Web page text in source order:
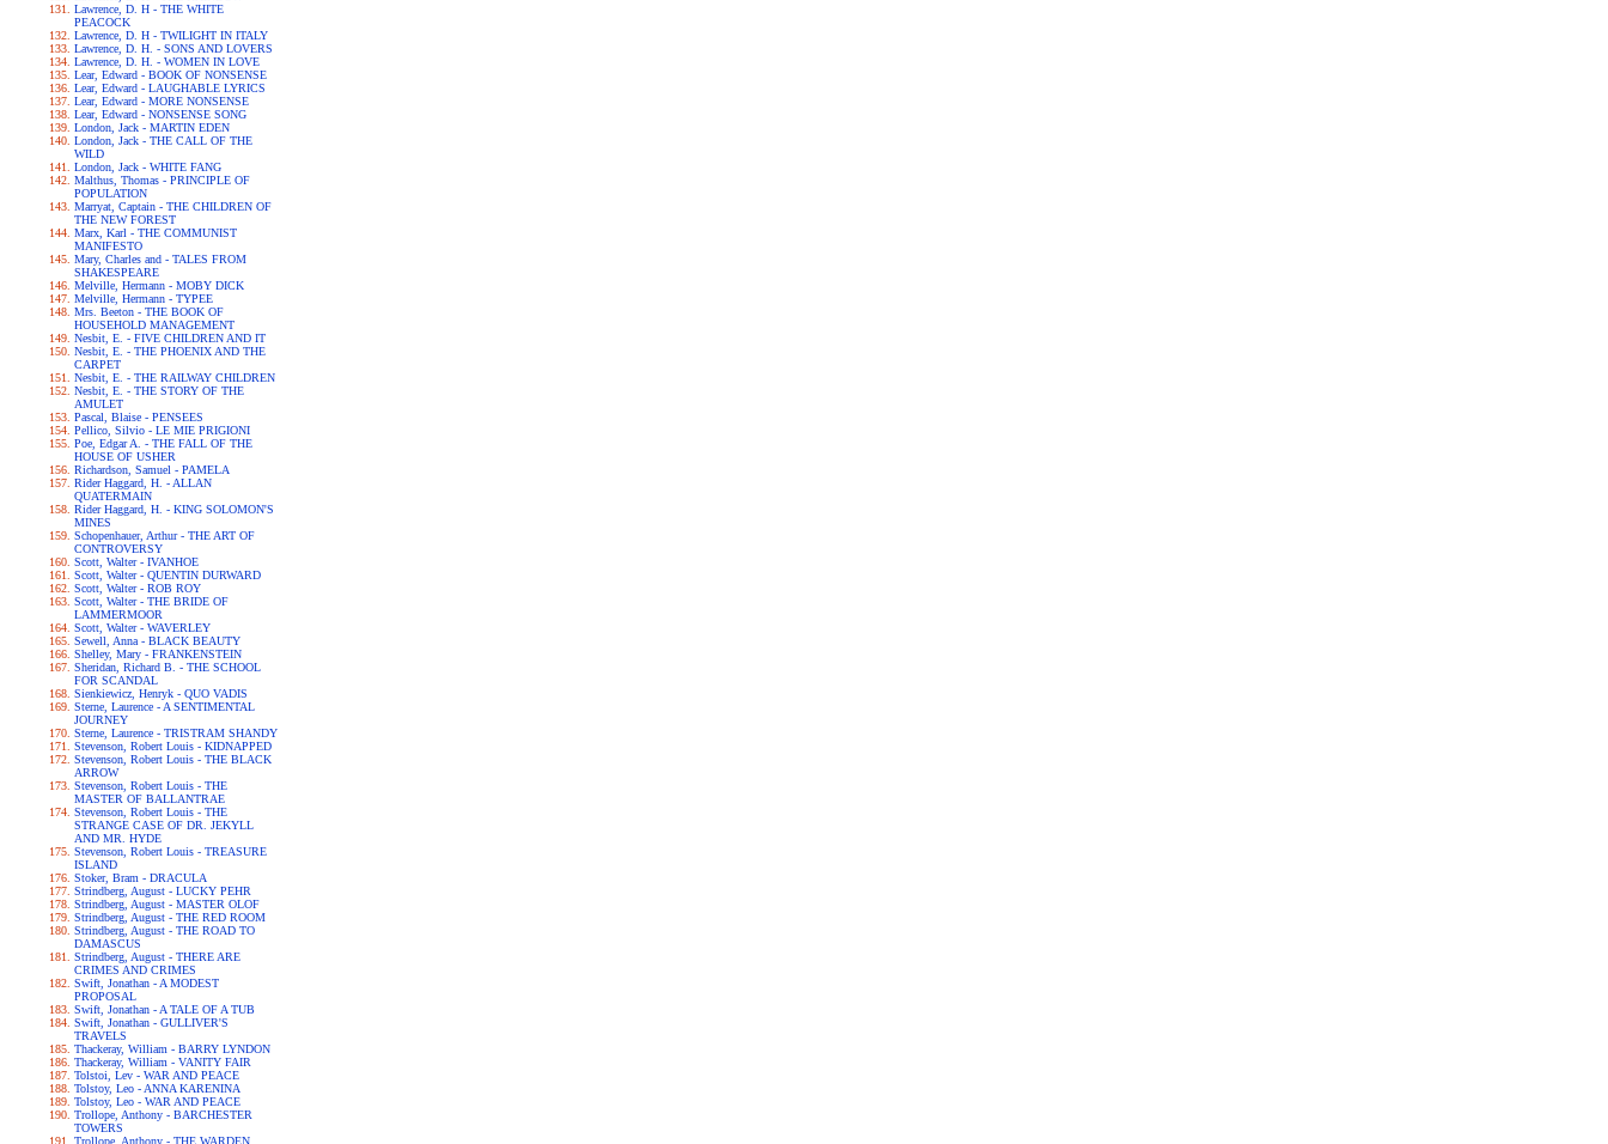
Lawrence, D. H - THE WHITE
PEACOCK
Lawrence, D. H - TWILIGHT IN ITALY
Lawrence, D. H. - SONS AND LOVERS
Lawrence, D. H. - WOMEN IN LOVE
Lear, Edward - BOOK OF NONSENSE
Lear, Edward - LAUGHABLE LYRICS
Lear, Edward - MORE NONSENSE
Lear, Edward - NONSENSE SONG
London, Jack - MARTIN EDEN
London, Jack - THE CALL OF THE
WILD
London, Jack - WHITE FANG
Malthus, Thomas - PRINCIPLE OF
POPULATION
Marryat, Captain - THE CHILDREN OF
THE NEW FOREST
Marx, Karl - THE COMMUNIST
MANIFESTO
Mary, Charles and - TALES FROM
SHAKESPEARE
Melville, Hermann - MOBY DICK
Melville, Hermann - TYPEE
Mrs. Beeton - THE BOOK OF
HOUSEHOLD MANAGEMENT
Nesbit, E. - FIVE CHILDREN AND IT
Nesbit, E. - THE PHOENIX AND THE
CARPET
Nesbit, E. - THE RAILWAY CHILDREN
Nesbit, E. - THE STORY OF THE
AMULET
Pascal, Blaise - PENSEES
Pellico, Silvio - LE MIE PRIGIONI
Poe, Edgar A. - THE FALL OF THE
HOUSE OF USHER
Richardson, Samuel - PAMELA
Rider Haggard, H. - ALLAN
QUATERMAIN
Rider Haggard, H. - KING SOLOMON'S
MINES
Schopenhauer, Arthur - THE ART OF
CONTROVERSY
Scott, Walter - IVANHOE
Scott, Walter - QUENTIN DURWARD
Scott, Walter - ROB ROY
Scott, Walter - THE BRIDE OF
LAMMERMOOR
Scott, Walter - WAVERLEY
Sewell, Anna - BLACK BEAUTY
Shelley, Mary - FRANKENSTEIN
Sheridan, Richard B. - THE SCHOOL
FOR SCANDAL
Sienkiewicz, Henryk - QUO VADIS
Sterne, Laurence - A SENTIMENTAL
JOURNEY
Sterne, Laurence - TRISTRAM SHANDY
Stevenson, Robert Louis - KIDNAPPED
Stevenson, Robert Louis - THE BLACK
ARROW
Stevenson, Robert Louis - THE
MASTER OF BALLANTRAE
Stevenson, Robert Louis - THE
STRANGE CASE OF DR. JEKYLL
AND MR. HYDE
Stevenson, Robert Louis - TREASURE
ISLAND
Stoker, Bram - DRACULA
Strindberg, August - LUCKY PEHR
Strindberg, August - MASTER OLOF
Strindberg, August - THE RED ROOM
Strindberg, August - THE ROAD TO
DAMASCUS
Strindberg, August - THERE ARE
CRIMES AND CRIMES
Swift, Jonathan - A MODEST
PROPOSAL
Swift, Jonathan - A TALE OF A TUB
Swift, Jonathan - GULLIVER'S
TRAVELS
Thackeray, William - BARRY LYNDON
Thackeray, William - VANITY FAIR
Tolstoi, Lev - WAR AND PEACE
Tolstoy, Leo - ANNA KARENINA
Tolstoy, Leo - WAR AND PEACE
Trollope, Anthony - BARCHESTER
TOWERS
Trollope, Anthony - THE WARDEN